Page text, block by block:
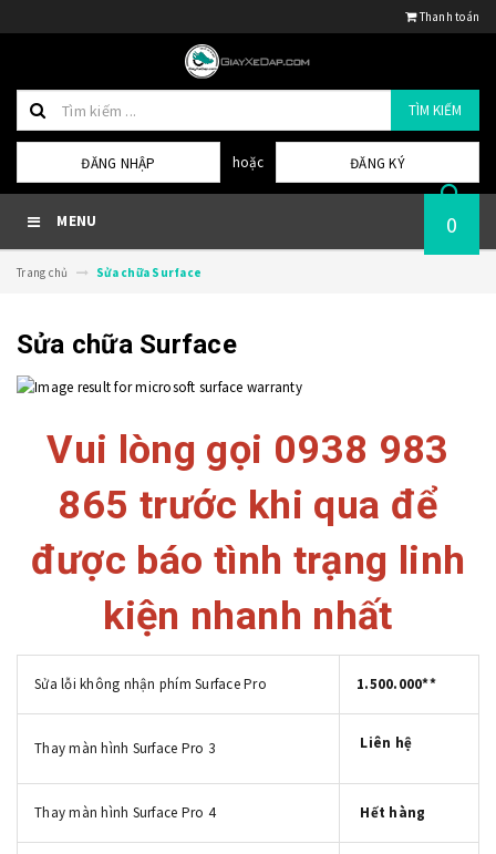
Thanh toán
TÌM KIẾM
ĐĂNG NHẬP hoặc ĐĂNG KÝ
MENU 0
Trang chủ Sửa chữa Surface
Sửa chữa Surface
Vui lòng gọi 0938 983
865 trước khi qua để
được báo tình trạng linh
kiện nhanh nhất
Sửa lỗi không nhận phím Surface Pro 1.500.000**
Thay màn hình Surface Pro 3 Liên hệ
Thay màn hình Surface Pro 4 Hết hàng